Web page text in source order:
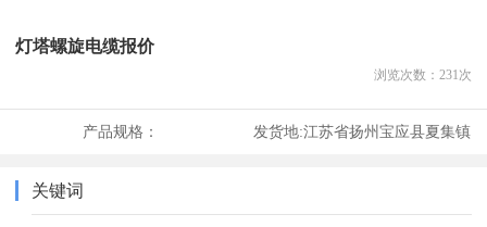
灯塔螺旋电缆报价
浏览次数： 231次
产品规格： 发货地:江苏省扬州宝应县夏集镇
关键词